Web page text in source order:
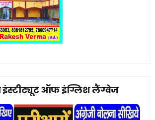
ऑफ इंग्लिश लैंग्वेज